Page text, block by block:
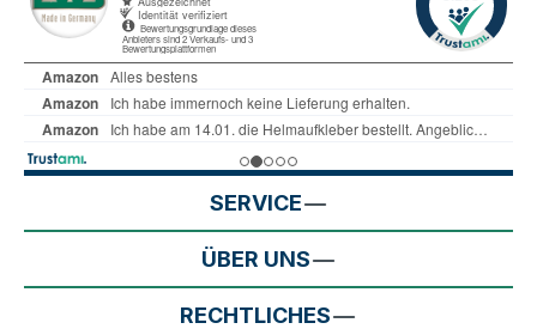
SERVICE
ÜBER UNS
RECHTLICHES